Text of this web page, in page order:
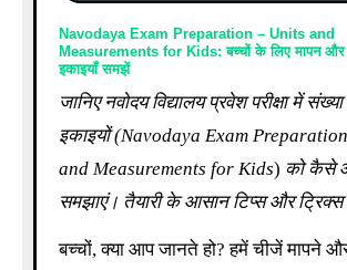
Navodaya Exam Preparation – Units and
Measurements for Kids: बच्चों के लिए मापन और
इकाइयाँ समझें
जानिए नवोदय विद्यालय प्रवेश परीक्षा में संख्या और मापन की
इकाइयों (Navodaya Exam
and Measurements for Kids) को कैसे
समझाएं। तैयारी के आसान टिप्स और ट्रिक्स
बच्चों, क्या आप जानते हो? हमें चीजें मापने